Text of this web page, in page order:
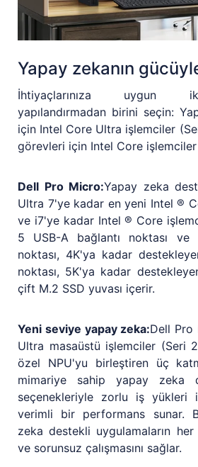
Yapay zekanın
İhtiyaçlarınıza uygun
yapılandırmadan birini seçin:
için Intel Core Ultra işlemciler
görevleri için Intel Core işlemciler
Dell Pro Micro:Yapay zeka
Ultra 7'ye kadar en yeni Intel ®
ve i7'ye kadar Intel ® Core
5 USB-A bağlantı noktası ve
noktası, 4K'ya kadar
noktası, 5K'ya kadar
çift M.2 SSD yuvası içerir.
Yeni seviye yapay zeka:Dell Pro
Ultra masaüstü işlemciler (Seri
özel NPU'yu birleştiren üç
mimariye sahip yapay zeka
seçenekleriyle zorlu iş yükleri
verimli bir performans sunar.
zeka destekli uygulamaların her
ve sorunsuz çalışmasını sağlar.